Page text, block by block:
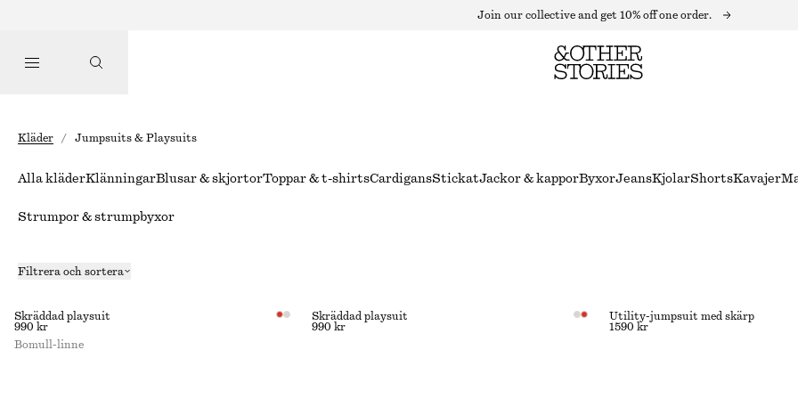
Join our collective and get 10% off one order.
Kläder / Jumpsuits & Playsuits
Alla kläderKlänningarBlusar & skjortorToppar & t-shirtsCardigansStickatJackor & kapporByxorJeansKjolarShortsKavajer
Strumpor & strumpbyxor
Filtrera och sortera
Skräddad playsuit
990 kr
Bomull-linne
Skräddad playsuit
990 kr
Utility-jumpsuit med skärp
1590 kr